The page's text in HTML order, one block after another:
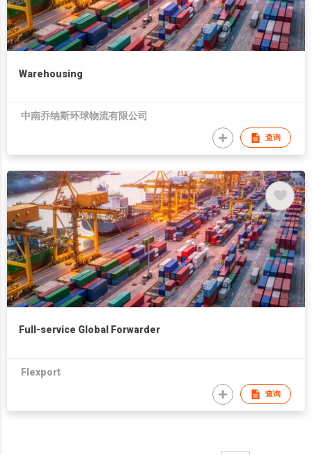
Warehousing
中南乔纳斯环球物流有限公司
查询
Full-service Global Forwarder
Flexport
查询